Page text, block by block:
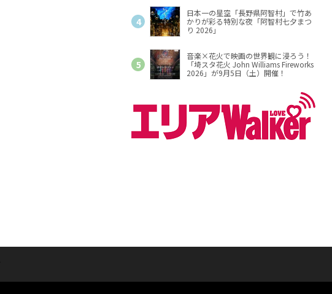
日本一の星空「長野県阿智村」で竹あ
かりが彩る特別な夜「阿智村七夕まつ
り 2026」
音楽×花火で映画の世界観に浸ろう！
「埼スタ花火 John Williams Fireworks
2026」が9月5日（土）開催！